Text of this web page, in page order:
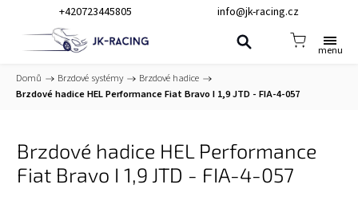
+420723445805 info@jk-racing.cz
Domů / Brzdové systémy / Brzdové hadice /
Brzdové hadice HEL Performance Fiat Bravo I 1,9 JTD - FIA-4-057
Brzdové hadice HEL Performance
Fiat Bravo I 1,9 JTD - FIA-4-057